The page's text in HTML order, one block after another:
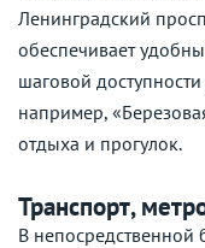
Ленинградский
обеспечивает
шаговой
например,
отдыха и прогулок.
Транспорт,
В непосредственной